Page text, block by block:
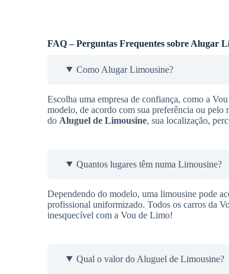
FAQ – Perguntas Frequentes sobre Alugar
Como Alugar Limousine?
Escolha uma empresa de confiança, como a
modelo, de acordo com sua preferência ou pelo
do Aluguel de Limousine, sua localização,
Quantos lugares têm numa Limousine?
Dependendo do modelo, uma limousine pode
profissional uniformizado. Todos os carros da
inesquecível com a Vou de Limo!
Qual o valor do Aluguel de Limousine?